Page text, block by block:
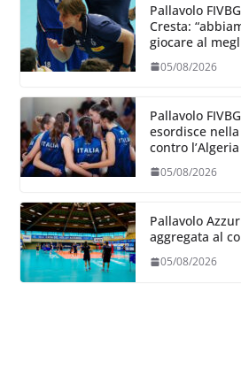
Pallavolo
Cresta:
giocare al
capacità”
05/08/2026
Pallavolo
esordisce
contro l’Algeria
05/08/2026
Pallavolo
aggregata al
05/08/2026